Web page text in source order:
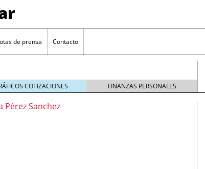
de prensa Contacto
COTIZACIONES FINANZAS PERSONALES
Pérez Sanchez